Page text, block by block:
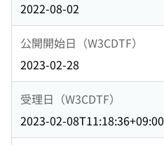
2022-08-02
公開開始日（W3CDTF）
2023-02-28
受理日（W3CDTF）
2023-02-08T11:18:36+09:00